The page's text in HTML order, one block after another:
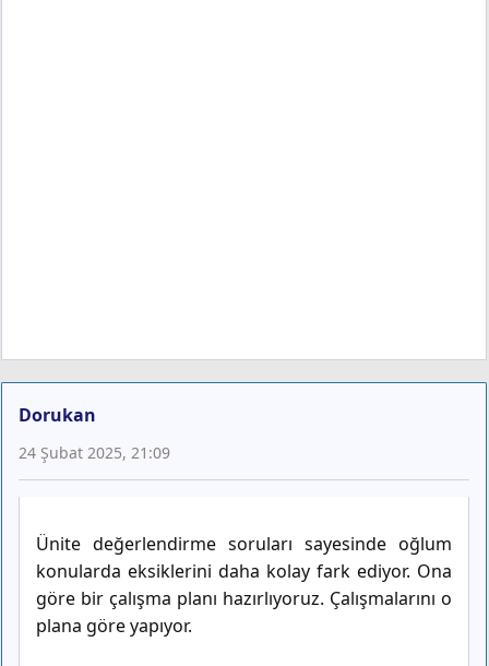
Dorukan
24 Şubat 2025, 21:09
Ünite değerlendirme soruları sayesinde oğlum
konularda eksiklerini daha kolay fark ediyor. Ona
göre bir çalışma planı hazırlıyoruz. Çalışmalarını o
plana göre yapıyor.